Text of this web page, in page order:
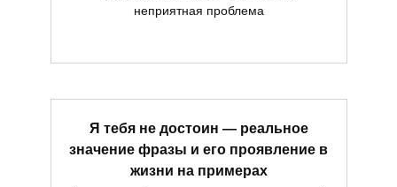
неприятная проблема
Я тебя не достоин — реальное
значение фразы и его проявление в
жизни на примерах